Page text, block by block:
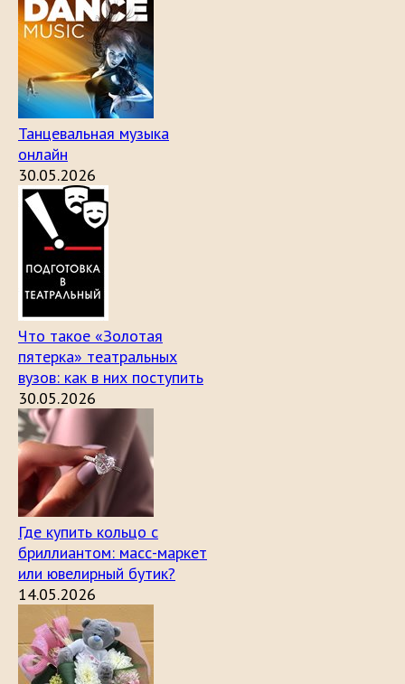
Танцевальная музыка
онлайн
30.05.2026
Что такое «Золотая
пятерка» театральных
вузов: как в них поступить
30.05.2026
Где купить кольцо с
бриллиантом: масс-маркет
или ювелирный бутик?
14.05.2026